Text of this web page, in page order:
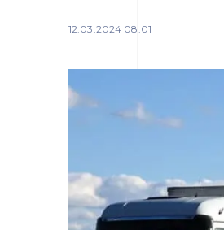
12.03.2024 08:01